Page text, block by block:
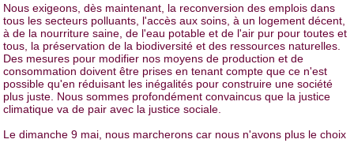
Nous exigeons, dès maintenant, la reconversion des emplois dans
tous les secteurs polluants, l'accès aux soins, à un logement décent,
à de la nourriture saine, de l'eau potable et de l'air pur pour toutes et
tous, la préservation de la biodiversité et des ressources naturelles.
Des mesures pour modifier nos moyens de production et de
consommation doivent être prises en tenant compte que ce n'est
possible qu'en réduisant les inégalités pour construire une société
plus juste. Nous sommes profondément convaincus que la justice
climatique va de pair avec la justice sociale.
Le dimanche 9 mai, nous marcherons car nous n'avons plus le choix